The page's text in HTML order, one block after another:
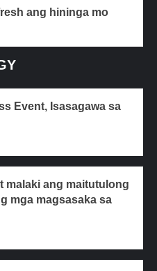
ang hininga mo
Event, Isasagawa sa
malaki ang maitutulong
mga magsasaka sa